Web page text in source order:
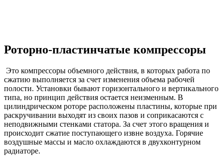
Роторно-пластинчатые компрессоры
Это компрессоры объемного действия, в которых работа по
сжатию выполняется за счет изменения объема рабочей
полости. Установки бывают горизонтального и вертикального
типа, но принцип действия остается неизменным. В
цилиндрическом роторе расположены пластины, которые при
раскручивании выходят из своих пазов и соприкасаются с
неподвижными стенками статора. За счет этого вращения и
происходит сжатие поступающего извне воздуха. Горячие
воздушные массы и масло охлаждаются в двухконтурном
радиаторе.